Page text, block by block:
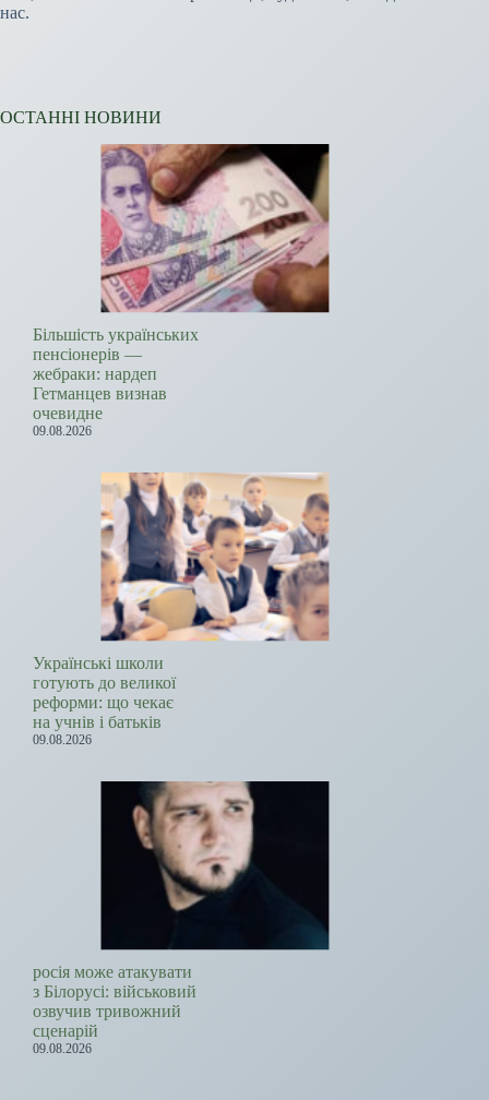
нас.
ОСТАННІ НОВИНИ
Більшість українських
пенсіонерів —
жебраки: нардеп
Гетманцев визнав
очевидне
09.08.2026
Українські школи
готують до великої
реформи: що чекає
на учнів і батьків
09.08.2026
росія може атакувати
з Білорусі: військовий
озвучив тривожний
сценарій
09.08.2026